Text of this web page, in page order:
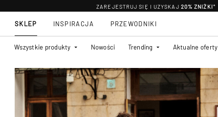
ZAREJESTRUJ SIĘ I UZYSKAJ 20% ZNIŻKI*
SKLEP
Wszystkie produkty Nowości Trending Aktualne oferty
INSPIRACJA PRZEWODNIKI